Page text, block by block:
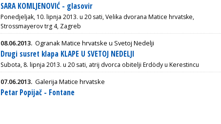
SARA KOMLJENOVIĆ - glasovir
Ponedjeljak, 10. lipnja 2013. u 20 sati, Velika dvorana Matice hrvatske,
Strossmayerov trg 4, Zagreb
08.06.2013. Ogranak Matice hrvatske u Svetoj Nedelji
Drugi susret klapa KLAPE U SVETOJ NEDELJI
Subota, 8. lipnja 2013. u 20 sati, atrij dvorca obitelji Erdödy u Kerestincu
07.06.2013. Galerija Matice hrvatske
Petar Popijač - Fontane